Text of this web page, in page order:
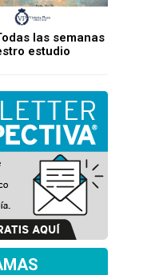
las semanas
estudio